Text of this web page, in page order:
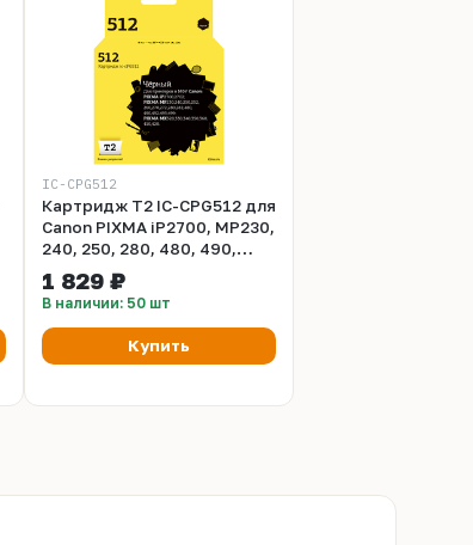
IC-CPG512
Картридж T2 IC-CPG512 для
Canon PIXMA iP2700, MP230,
240, 250, 280, 480, 490,
MX320, 360, 410, черный
1 829 ₽
В наличии: 50 шт
Купить